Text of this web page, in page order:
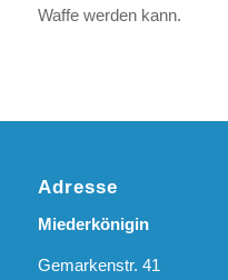
Waffe werden kann.
Adresse
Miederkönigin
Gemarkenstr. 41